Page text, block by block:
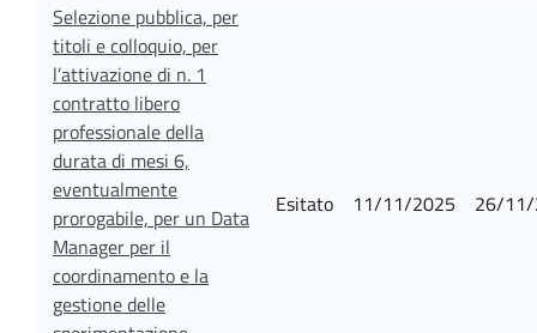
Selezione pubblica, per
titoli e colloquio, per
l’attivazione di n. 1
contratto libero
professionale della
durata di mesi 6,
eventualmente
prorogabile, per un Data
Manager per il
coordinamento e la
gestione delle
Esitato 11/11/2025 26/